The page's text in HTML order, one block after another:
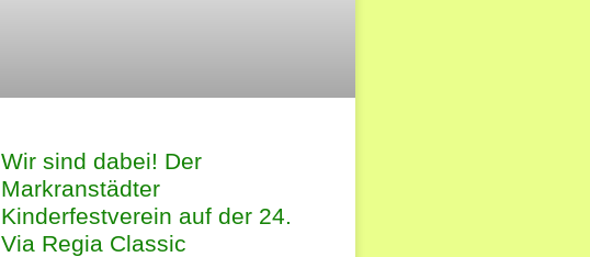
Wir sind dabei! Der
Markranstädter
Kinderfestverein auf der 24.
Via Regia Classic